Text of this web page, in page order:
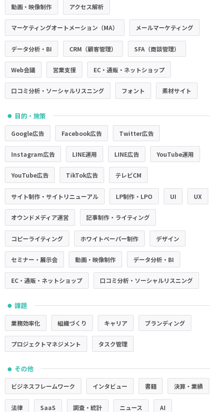
動画・映像制作 アクセス解析
マーケティングオートメーション（MA） メールマーケティング
データ分析・BI CRM（顧客管理） SFA（商談管理）
Web会議 営業支援 EC・通販・ネットショップ
口コミ分析・ソーシャルリスニング フォント 素材サイト
● 目的・施策
Google広告 Facebook広告 Twitter広告
Instagram広告 LINE運用 LINE広告 YouTube運用
YouTube広告 TikTok広告 テレビCM
サイト制作・サイトリニューアル LP制作・LPO UI UX
オウンドメディア運営 記事制作・ライティング
コピーライティング ホワイトペーパー制作 デザイン
セミナー・展示会 動画・映像制作 データ分析・BI
EC・通販・ネットショップ 口コミ分析・ソーシャルリスニング
● 課題
業務効率化 組織づくり キャリア ブランディング
プロジェクトマネジメント タスク管理
● その他
ビジネスフレームワーク インタビュー 書籍 決算・業績
法律 SaaS 調査・統計 ニュース AI